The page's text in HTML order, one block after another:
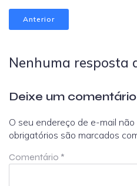
Anterior
Nenhuma resposta
Deixe um comentário
O seu endereço de e-mail não
obrigatórios são marcados
Comentário *